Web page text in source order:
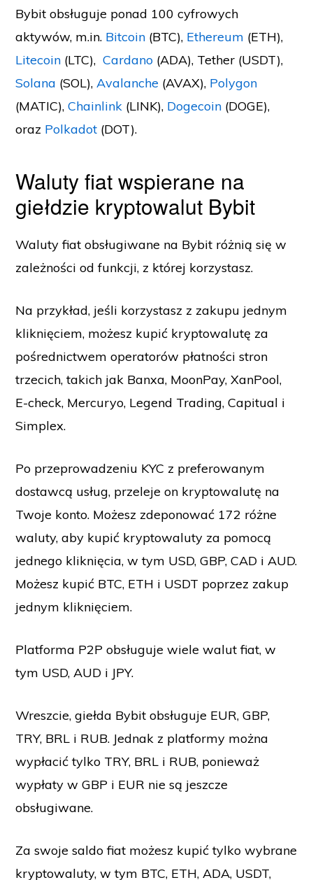
Bybit obsługuje ponad 100 cyfrowych
aktywów, m.in. Bitcoin (BTC), Ethereum (ETH),
Litecoin (LTC),Cardano (ADA), Tether (USDT),
Solana (SOL), Avalanche (AVAX), Polygon
(MATIC),Chainlink (LINK), Dogecoin (DOGE),
oraz Polkadot (DOT).
Waluty fiat wspierane na
giełdzie kryptowalut Bybit
Waluty fiat obsługiwane na Bybit różnią się w
zależności od funkcji, z której korzystasz.
Na przykład, jeśli korzystasz z zakupu jednym
kliknięciem, możesz kupić kryptowalutę za
pośrednictwem operatorów płatności stron
trzecich, takich jak Banxa, MoonPay, XanPool,
E-check, Mercuryo, Legend Trading, Capitual i
Simplex.
Po przeprowadzeniu KYC z preferowanym
dostawcą usług, przeleje on kryptowalutę na
Twoje konto. Możesz zdeponować 172 różne
waluty, aby kupić kryptowaluty za pomocą
jednego kliknięcia, w tym USD, GBP, CAD i AUD.
Możesz kupić BTC, ETH i USDT poprzez zakup
jednym kliknięciem.
Platforma P2P obsługuje wiele walut fiat, w
tym USD, AUD i JPY.
Wreszcie, giełda Bybit obsługuje EUR, GBP,
TRY, BRL i RUB. Jednak z platformy można
wypłacić tylko TRY, BRL i RUB, ponieważ
wypłaty w GBP i EUR nie są jeszcze
obsługiwane.
Za swoje saldo fiat możesz kupić tylko wybrane
kryptowaluty, w tym BTC, ETH, ADA, USDT,